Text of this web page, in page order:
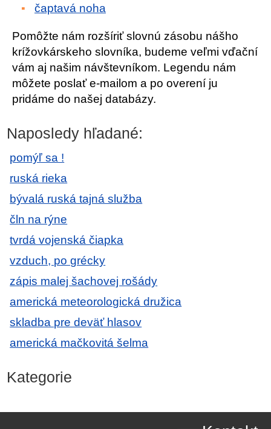
čaptavá noha
Pomôžte nám rozšíriť slovnú zásobu nášho
krížovkárskeho slovníka, budeme veľmi vďační
vám aj našim návštevníkom. Legendu nám
môžete poslať e-mailom a po overení ju
pridáme do našej databázy.
Naposledy hľadané:
pomýľ sa !
ruská rieka
bývalá ruská tajná služba
čln na rýne
tvrdá vojenská čiapka
vzduch, po grécky
zápis malej šachovej rošády
americká meteorologická družica
skladba pre deväť hlasov
americká mačkovitá šelma
Kategorie